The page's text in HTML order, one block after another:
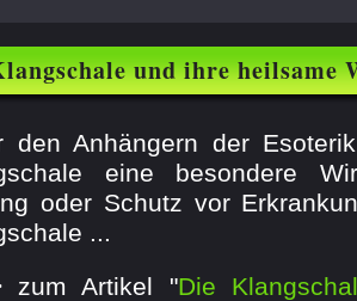
und ihre heilsame
den Anhängern der
eine besondere
oder Schutz vor
...
Artikel "Die